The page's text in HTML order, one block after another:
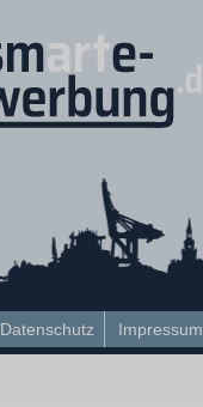
Datenschutz Impressum